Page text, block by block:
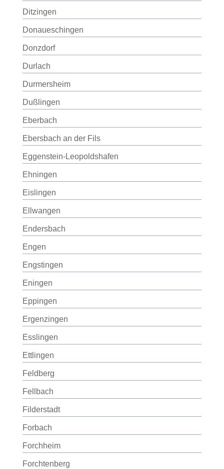
Ditzingen
Donaueschingen
Donzdorf
Durlach
Durmersheim
Dußlingen
Eberbach
Ebersbach an der Fils
Eggenstein-Leopoldshafen
Ehningen
Eislingen
Ellwangen
Endersbach
Engen
Engstingen
Eningen
Eppingen
Ergenzingen
Esslingen
Ettlingen
Feldberg
Fellbach
Filderstadt
Forbach
Forchheim
Forchtenberg